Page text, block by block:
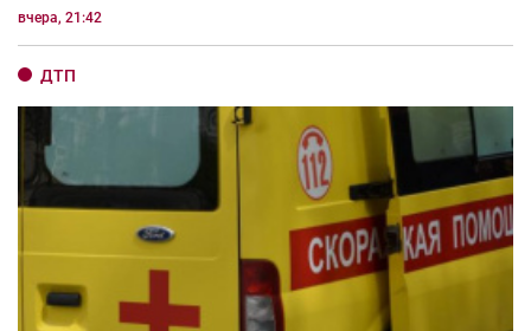
вчера, 21:42
ДТП